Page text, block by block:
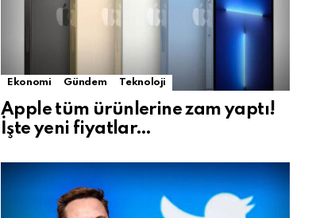
Ekonomi Gündem Teknoloji
Apple tüm ürünlerine zam yaptı!
İşte yeni fiyatlar…